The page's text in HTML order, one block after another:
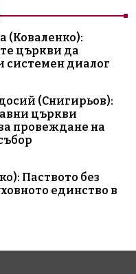
(Коваленко):
църкви да
системен диалог
(Снигирьов):
църкви
провеждане на
Паството без
единство в